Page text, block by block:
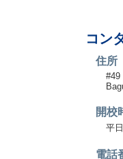
コン
住所
#49
開校
平
電話